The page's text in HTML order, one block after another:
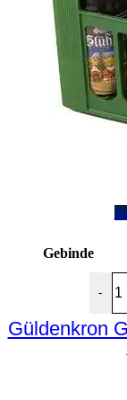
Gebinde
-
Güldenkron